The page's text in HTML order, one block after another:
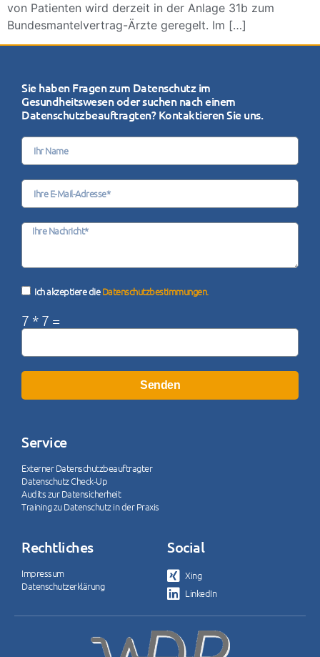
von Patienten wird derzeit in der Anlage 31b zum
Bundesmantelvertrag-Ärzte geregelt. Im […]
Sie haben Fragen zum Datenschutz im
Gesundheitswesen oder suchen nach einem
Datenschutzbeauftragten? Kontaktieren Sie uns.
Ich akzeptiere die Datenschutzbestimmungen.
7 * 7 =
Senden
Service
Externer Datenschutzbeauftragter
Datenschutz Check-Up
Audits zur Datensicherheit
Training zu Datenschutz in der Praxis
Rechtliches
Impressum
Datenschutzerklärung
Social
Xing
LinkedIn